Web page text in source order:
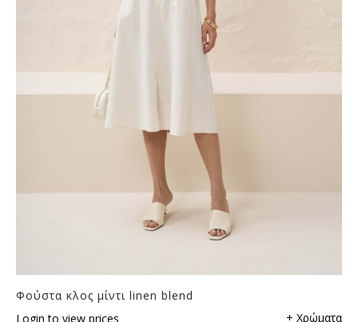
Φούστα κλος μίντι linen blend
Login to view prices
+ Χρώματα